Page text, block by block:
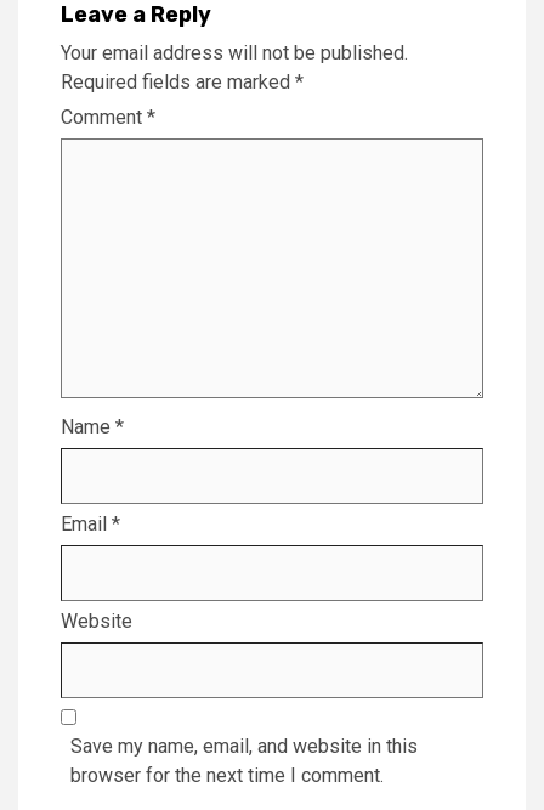
Leave a Reply
Your email address will not be published.
Required fields are marked *
Comment *
Name *
Email *
Website
Save my name, email, and website in this
browser for the next time I comment.